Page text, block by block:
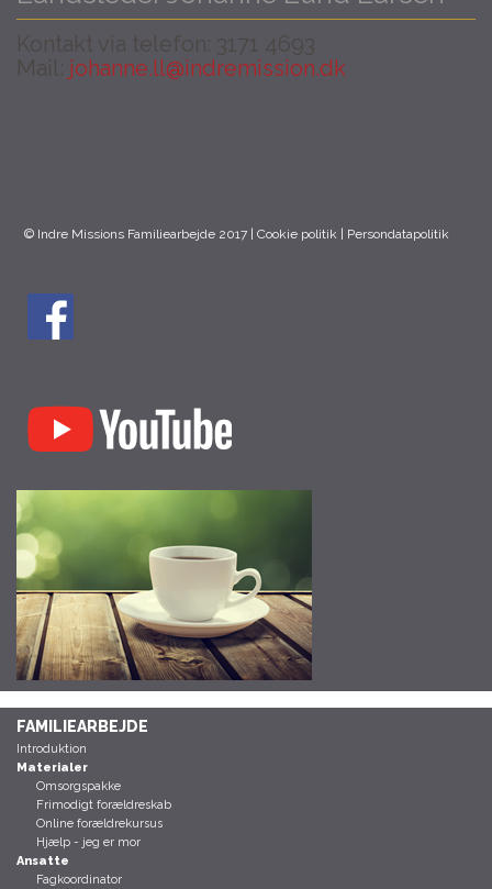
Kontakt via telefon: 3171 4693
Mail: johanne.ll@indremission.dk
© Indre Missions Familiearbejde 2017 | Cookie politik Persondatapolitik
FAMILIEARBEJDE
Introduktion
Materialer
Omsorgspakke
Frimodigt forældreskab
Online forældrekursus
Hjælp - jeg er mor
Ansatte
Fagkoordinator